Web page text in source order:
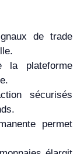
de trade
la plateforme
sécurisés
permet